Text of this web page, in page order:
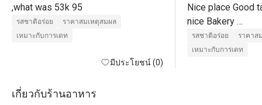
,what was 53k 95
รสชาติอร่อย
ราคาสมเหตุสมผล
เหมาะกับการเดท
มีประโยชน์ (0)
Nice place Good
nice Bakery
Nice service
รสชาติอร่อย
ราคาส
เหมาะกับการเดท
เกี่ยวกับร้านอาหาร